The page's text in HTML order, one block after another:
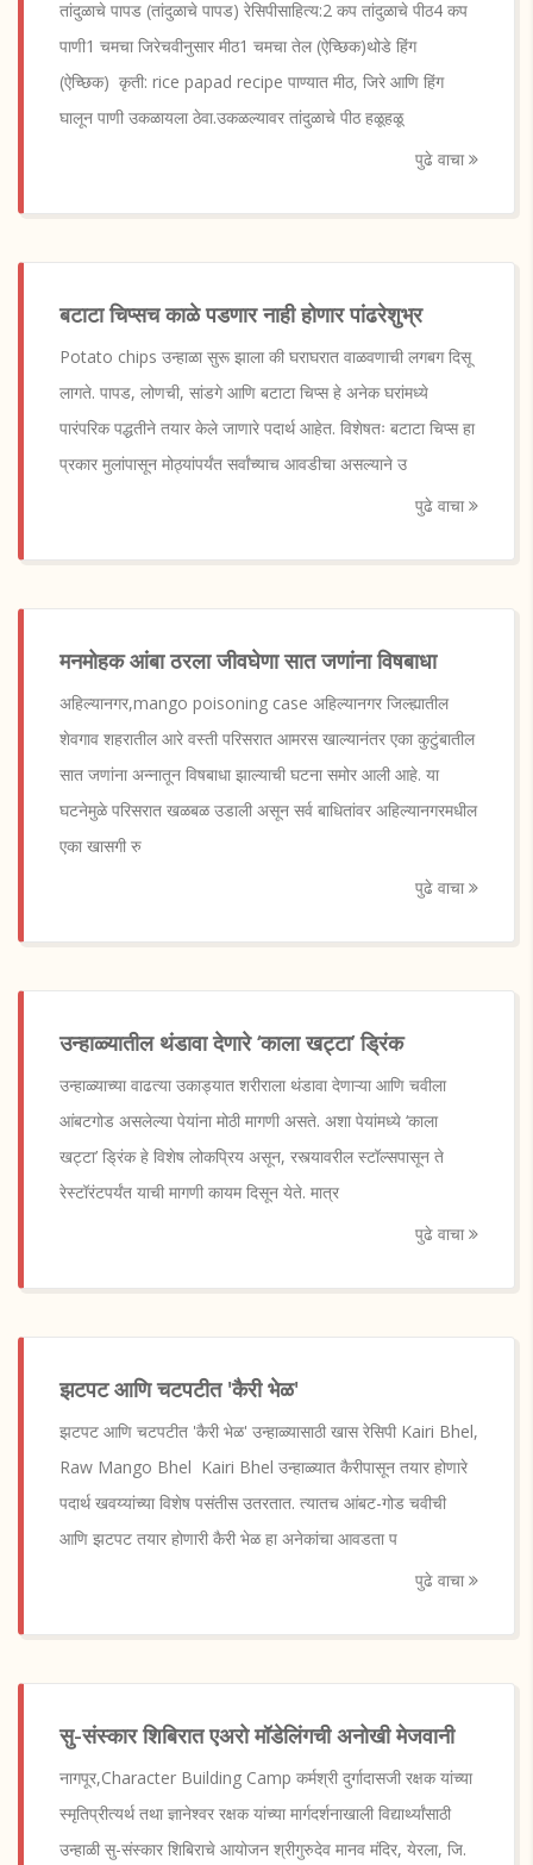
तांदुळाचे पापड (तांदुळाचे पापड) रेसिपीसाहित्य:2 कप तांदुळाचे पीठ4 कप
पाणी1 चमचा जिरेचवीनुसार मीठ1 चमचा तेल (ऐच्छिक)थोडे हिंग
(ऐच्छिक) कृती: rice papad recipe पाण्यात मीठ, जिरे आणि हिंग
घालून पाणी उकळायला ठेवा.उकळल्यावर तांदुळाचे पीठ हळूहळू
पुढे वाचा
बटाटा चिप्सच काळे पडणार नाही होणार पांढरेशुभ्र
Potato chips उन्हाळा सुरू झाला की घराघरात वाळवणाची लगबग दिसू
लागते. पापड, लोणची, सांडगे आणि बटाटा चिप्स हे अनेक घरांमध्ये
पारंपरिक पद्धतीने तयार केले जाणारे पदार्थ आहेत. विशेषतः बटाटा चिप्स हा
प्रकार मुलांपासून मोठ्यांपर्यंत सर्वांच्याच आवडीचा असल्याने उ
पुढे वाचा
मनमोहक आंबा ठरला जीवघेणा सात जणांना विषबाधा
अहिल्यानगर,mango poisoning case अहिल्यानगर जिल्ह्यातील
शेवगाव शहरातील आरे वस्ती परिसरात आमरस खाल्यानंतर एका कुटुंबातील
सात जणांना अन्नातून विषबाधा झाल्याची घटना समोर आली आहे. या
घटनेमुळे परिसरात खळबळ उडाली असून सर्व बाधितांवर अहिल्यानगरमधील
एका खासगी रु
पुढे वाचा
उन्हाळ्यातील थंडावा देणारे ‘काला खट्टा’ ड्रिंक
उन्हाळ्याच्या वाढत्या उकाड्यात शरीराला थंडावा देणाऱ्या आणि चवीला
आंबटगोड असलेल्या पेयांना मोठी मागणी असते. अशा पेयांमध्ये ‘काला
खट्टा’ ड्रिंक हे विशेष लोकप्रिय असून, रस्त्यावरील स्टॉल्सपासून ते
रेस्टॉरंटपर्यंत याची मागणी कायम दिसून येते. मात्र
पुढे वाचा
झटपट आणि चटपटीत 'कैरी भेळ'
झटपट आणि चटपटीत 'कैरी भेळ' उन्हाळ्यासाठी खास रेसिपी Kairi Bhel,
Raw Mango Bhel Kairi Bhel उन्हाळ्यात कैरीपासून तयार होणारे
पदार्थ खवय्यांच्या विशेष पसंतीस उतरतात. त्यातच आंबट-गोड चवीची
आणि झटपट तयार होणारी कैरी भेळ हा अनेकांचा आवडता प
पुढे वाचा
सु-संस्कार शिबिरात एअरो मॉडेलिंगची अनोखी मेजवानी
नागपूर,Character Building Camp कर्मश्री दुर्गादासजी रक्षक यांच्या
स्मृतिप्रीत्यर्थ तथा ज्ञानेश्वर रक्षक यांच्या मार्गदर्शनाखाली विद्यार्थ्यांसाठी
उन्हाळी सु-संस्कार शिबिराचे आयोजन श्रीगुरुदेव मानव मंदिर, येरला, जि.